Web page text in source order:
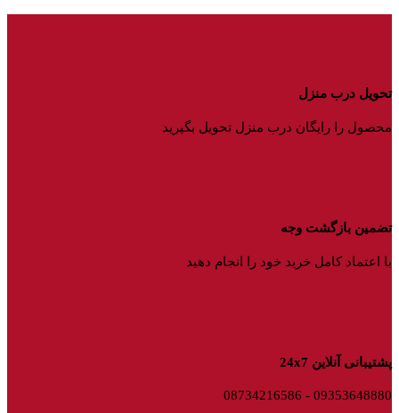
تحویل درب منزل
محصول را رایگان درب منزل تحویل بگیرید
تضمین بازگشت وجه
با اعتماد کامل خرید خود را انجام دهید
پشتیبانی آنلاین 24x7
09353648880 - 08734216586